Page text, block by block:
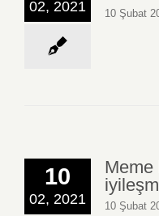
02, 2021 10 Şubat
10
02, 2021
Meme
10 Şubat